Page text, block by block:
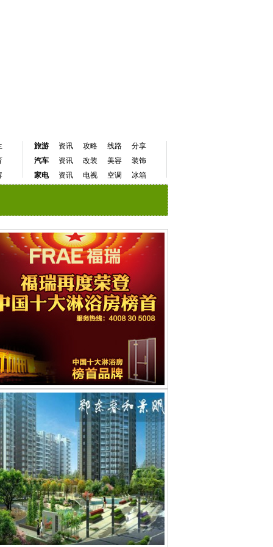
旅游 资讯 攻略 线路
分享
汽车
资讯 改装 美容
装饰
家电
资讯 电视 空调 冰箱